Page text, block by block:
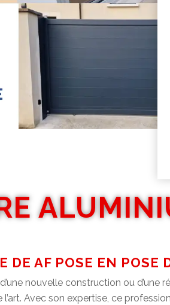
DE AF POSE EN
nouvelle construction ou
Avec son expertise, ce